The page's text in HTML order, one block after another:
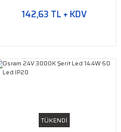
142,63 TL + KDV
TÜKENDİ